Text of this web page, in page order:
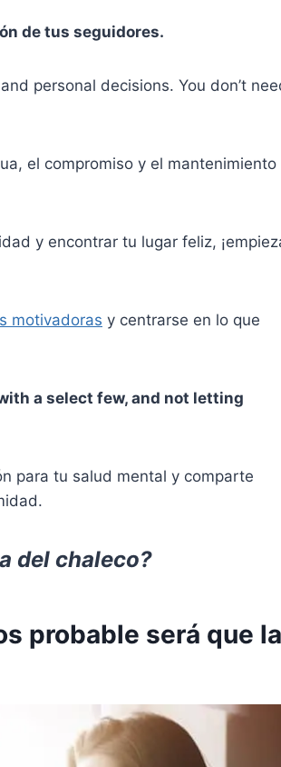
de tus seguidores.
personal decisions. You don’t
el compromiso y el mantenimiento
y encontrar tu lugar feliz,
motivadoras y centrarse en lo que
a select few, and not letting
para tu salud mental y comparte
del chaleco?
probable será que la